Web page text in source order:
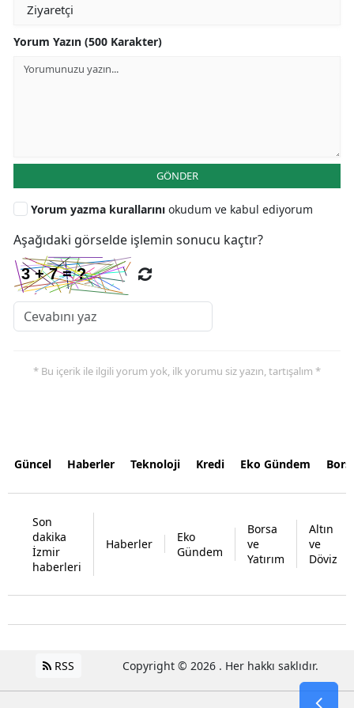
Yorum Yazın (500 Karakter)
GÖNDER
Yorum yazma kurallarını okudum ve kabul ediyorum
Aşağıdaki görselde işlemin sonucu kaçtır?
* Bu içerik ile ilgili yorum yok, ilk yorumu siz yazın, tartışalım *
Güncel Haberler Teknoloji Kredi Eko Gündem
Son
dakika
İzmir
haberleri
Haberler
Eko
Gündem
Borsa
ve
Yatırım
Altın
ve
Döviz
RSS Copyright © 2026 . Her hakkı saklıdır.